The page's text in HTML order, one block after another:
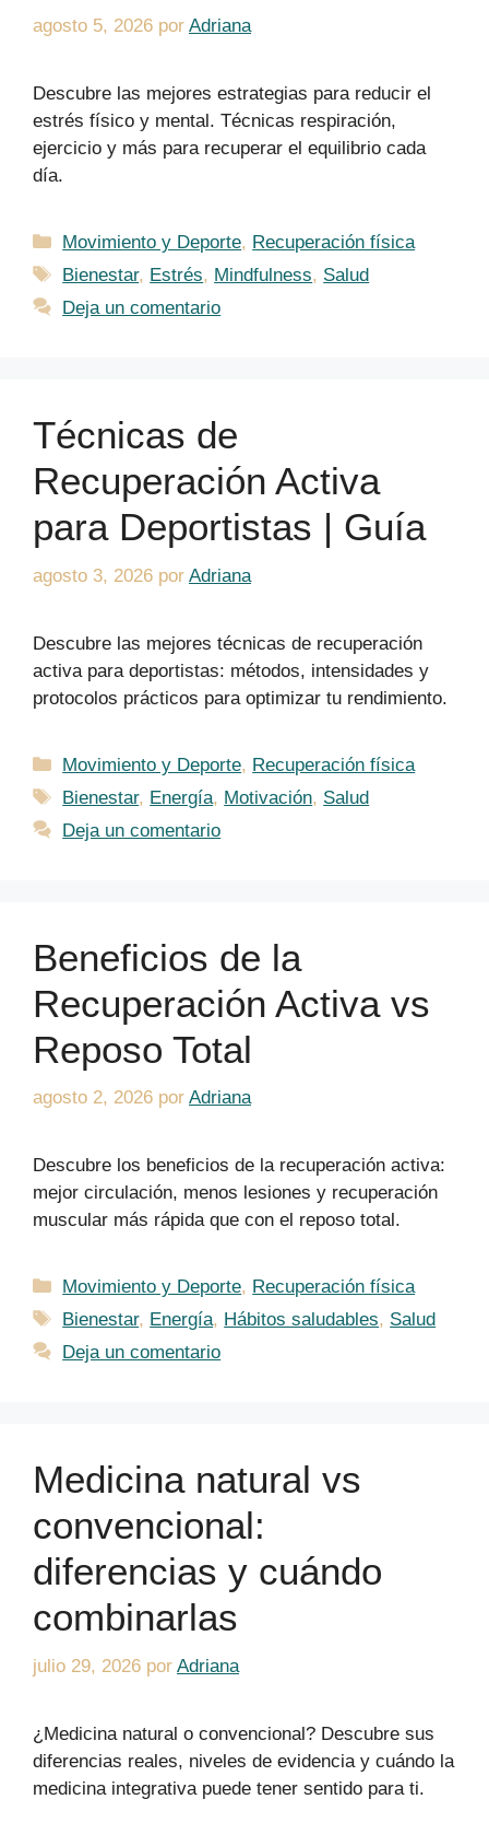
agosto 5, 2026 por Adriana
Descubre las mejores estrategias para reducir el
estrés físico y mental. Técnicas respiración,
ejercicio y más para recuperar el equilibrio cada
día.
Categorías
Movimiento y Deporte, Recuperación física
Etiquetas
Bienestar, Estrés, Mindfulness, Salud
Deja un comentario
Técnicas de
Recuperación Activa
para Deportistas | Guía
agosto 3, 2026 por Adriana
Descubre las mejores técnicas de recuperación
activa para deportistas: métodos, intensidades y
protocolos prácticos para optimizar tu rendimiento.
Categorías
Movimiento y Deporte, Recuperación física
Etiquetas
Bienestar, Energía, Motivación, Salud
Deja un comentario
Beneficios de la
Recuperación Activa vs
Reposo Total
agosto 2, 2026 por Adriana
Descubre los beneficios de la recuperación activa:
mejor circulación, menos lesiones y recuperación
muscular más rápida que con el reposo total.
Categorías
Movimiento y Deporte, Recuperación física
Etiquetas
Bienestar, Energía, Hábitos saludables, Salud
Deja un comentario
Medicina natural vs
convencional:
diferencias y cuándo
combinarlas
julio 29, 2026 por Adriana
¿Medicina natural o convencional? Descubre sus
diferencias reales, niveles de evidencia y cuándo la
medicina integrativa puede tener sentido para ti.